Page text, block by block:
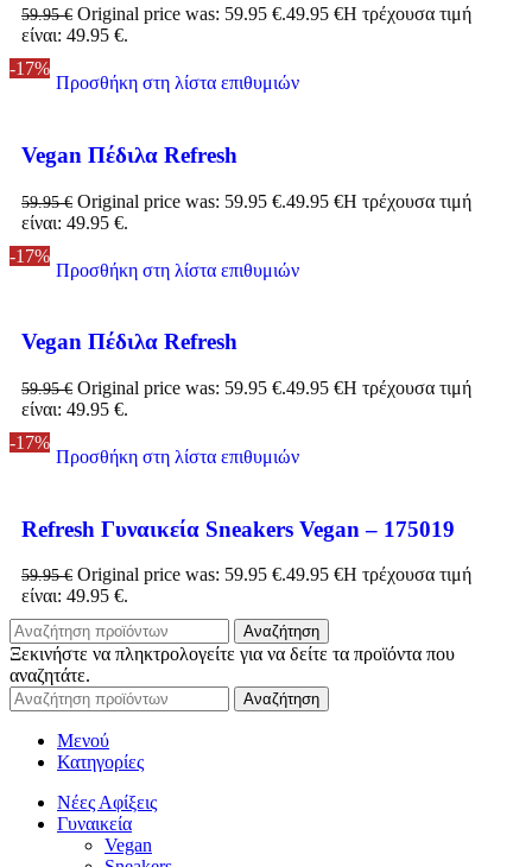
59.95€ Original price was: 59.95 €.49.95 €Η τρέχουσα τιμή
είναι: 49.95 €.
-17%
Προσθήκη στη λίστα επιθυμιών
Vegan Πέδιλα Refresh
59.95€ Original price was: 59.95 €.49.95 €Η τρέχουσα τιμή
είναι: 49.95 €.
-17%
Προσθήκη στη λίστα επιθυμιών
Vegan Πέδιλα Refresh
59.95€ Original price was: 59.95 €.49.95 €Η τρέχουσα τιμή
είναι: 49.95 €.
-17%
Προσθήκη στη λίστα επιθυμιών
Refresh Γυναικεία Sneakers Vegan – 175019
59.95€ Original price was: 59.95 €.49.95 €Η τρέχουσα τιμή
είναι: 49.95 €.
Αναζήτηση
Ξεκινήστε να πληκτρολογείτε για να δείτε τα προϊόντα που
αναζητάτε.
Αναζήτηση
Μενού
Κατηγορίες
Νέες Αφίξεις
Γυναικεία
Vegan